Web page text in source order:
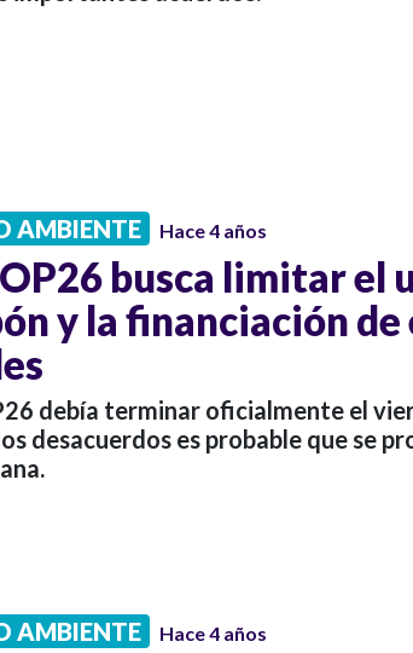
AMBIENTE Hace 4 años
busca limitar el
y la financiación de
debía terminar oficialmente el
desacuerdos es probable que se
AMBIENTE Hace 4 años